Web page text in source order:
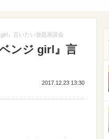
』言いたい放題座談会
ンジ girl』言
2017.12.23 13:30